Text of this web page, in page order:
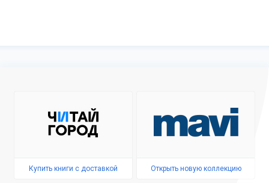
Купить книги с доставкой Открыть новую коллекцию